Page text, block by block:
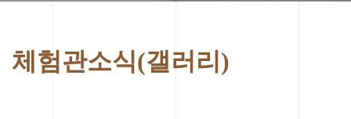
체험관소식(갤러리)